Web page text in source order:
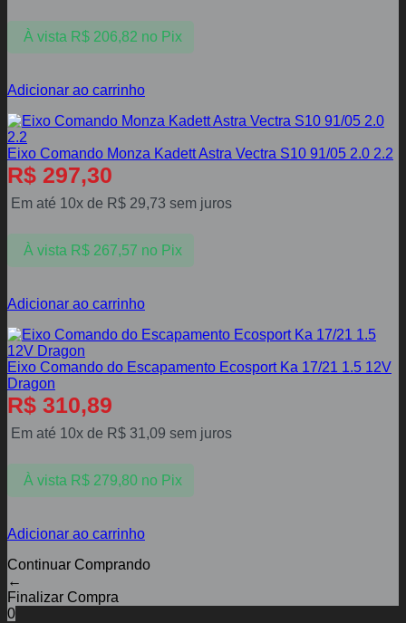
À vista R$206,82 no Pix
Adicionar ao carrinho
Eixo Comando Monza Kadett Astra Vectra S10 91/05 2.0 2.2
R$ 297,30
Em até 10x de R$ 29,73 sem juros
À vista R$267,57 no Pix
Adicionar ao carrinho
Eixo Comando do Escapamento Ecosport Ka 17/21 1.5 12V
Dragon
R$ 310,89
Em até 10x de R$ 31,09 sem juros
À vista R$279,80 no Pix
Adicionar ao carrinho
Continuar Comprando
←
Finalizar Compra
0